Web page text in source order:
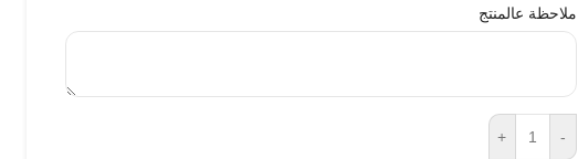
ملاحظة عالمنتج
-
+